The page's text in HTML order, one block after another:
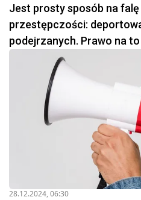
Jest prosty sposób na
przestępczości:
podejrzanych. Prawo na
28.12.2024, 06:30